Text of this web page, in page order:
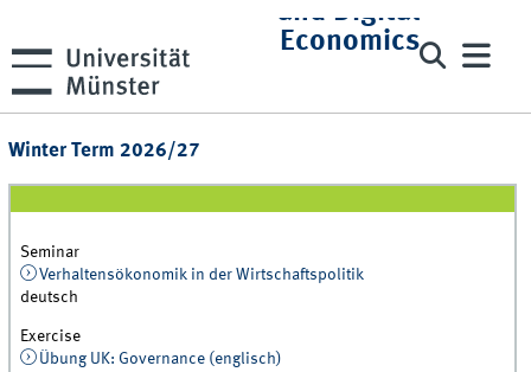
and Digital
Economics
Winter Term 2026/27
Seminar
Verhaltensökonomik in der Wirtschaftspolitik
deutsch
Exercise
Übung UK: Governance (englisch)